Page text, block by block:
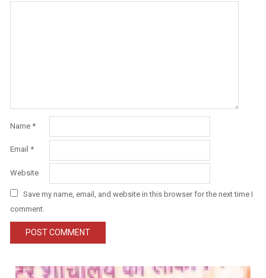
Name *
Email *
Website
Save my name, email, and website in this browser for the next time I
comment.